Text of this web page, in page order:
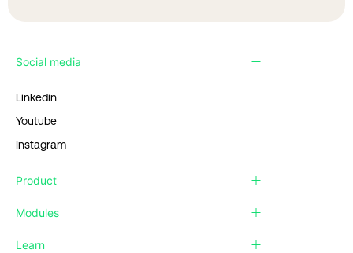
Social media
Linkedin
Youtube
Instagram
Product
Modules
Learn